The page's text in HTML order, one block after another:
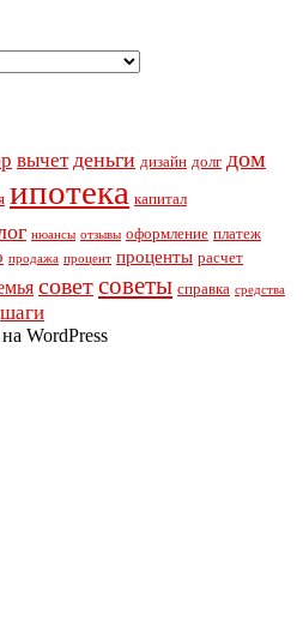
вычет деньги дизайн долг дом
ипотека капитал
нюансы отзывы оформление платеж
продажа процент проценты расчет
советсоветы справка средства
шаги
WordPress